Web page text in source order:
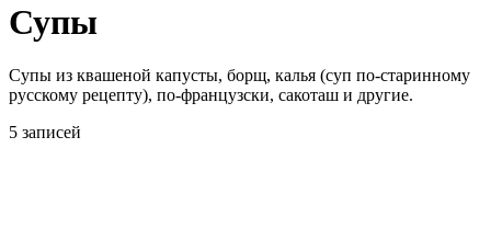
Супы
Супы из квашеной капусты, борщ, калья (суп по-старинному
русскому рецепту), по-французски, сакоташ и другие.
5 записей